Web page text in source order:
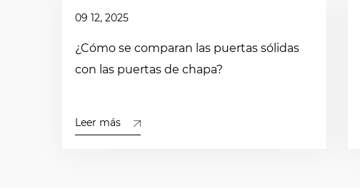
09 12, 2025
¿Cómo se comparan las puertas sólidas
con las puertas de chapa?
Leer más